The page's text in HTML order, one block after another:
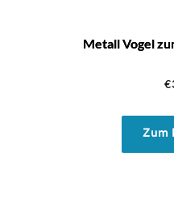
Metall Vogel
€
Zum